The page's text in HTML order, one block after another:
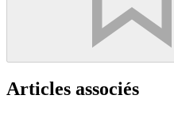
Articles associés